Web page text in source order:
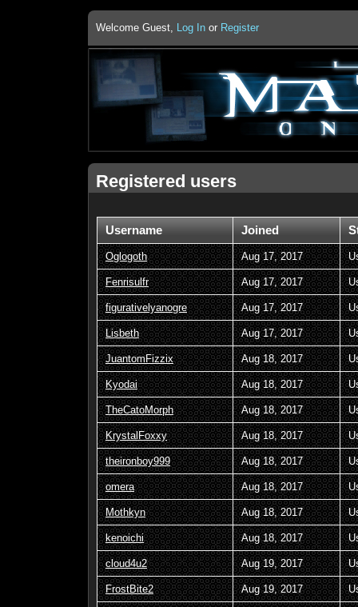
Welcome Guest, Log In or Register
Registered users
Username Joined
Oglogoth Aug 17, 2017
Fenrisulfr Aug 17, 2017
figurativelyanogre Aug 17, 2017
Lisbeth Aug 17, 2017
JuantomFizzix Aug 18, 2017
Kyodai Aug 18, 2017
TheCatoMorph Aug 18, 2017
KrystalFoxxy Aug 18, 2017
theironboy999 Aug 18, 2017
omera Aug 18, 2017
Mothkyn Aug 18, 2017
kenoichi Aug 18, 2017
cloud4u2 Aug 19, 2017
FrostBite2 Aug 19, 2017